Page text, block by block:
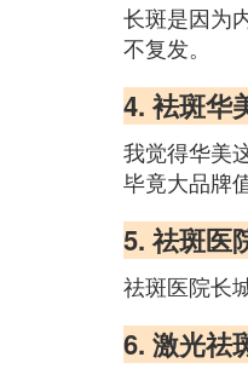
长斑是因为
不复发。
4. 袪斑华
我觉得华美
毕竟大品牌
5. 祛斑医
祛斑医院长
6. 激光祛